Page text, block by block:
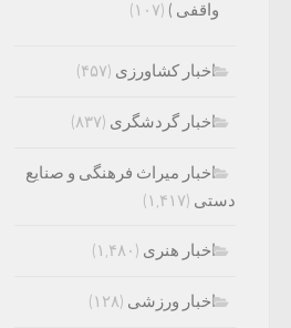
واقفی ) (۱۰۷)
اخبار کشاورزی (۴۵۷)
اخبار گردشگری (۸۳۷)
اخبار میراث فرهنگی و صنایع
دستی (۱,۴۱۷)
اخبار هنری (۱,۴۸۰)
اخبار ورزشی (۱۲۸)